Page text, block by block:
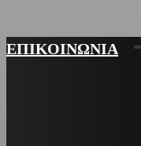
ΕΠΙΚΟΙΝΩΝΙΑ